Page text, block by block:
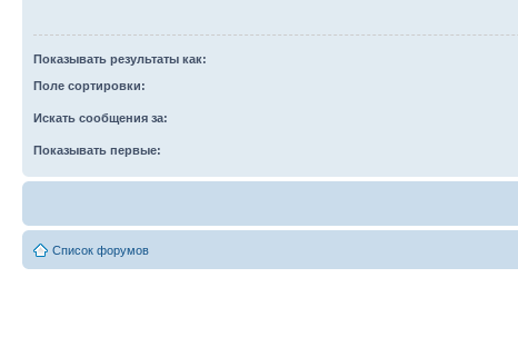
Показывать результаты как:
Поле сортировки:
Искать сообщения за:
Показывать первые:
Список форумов